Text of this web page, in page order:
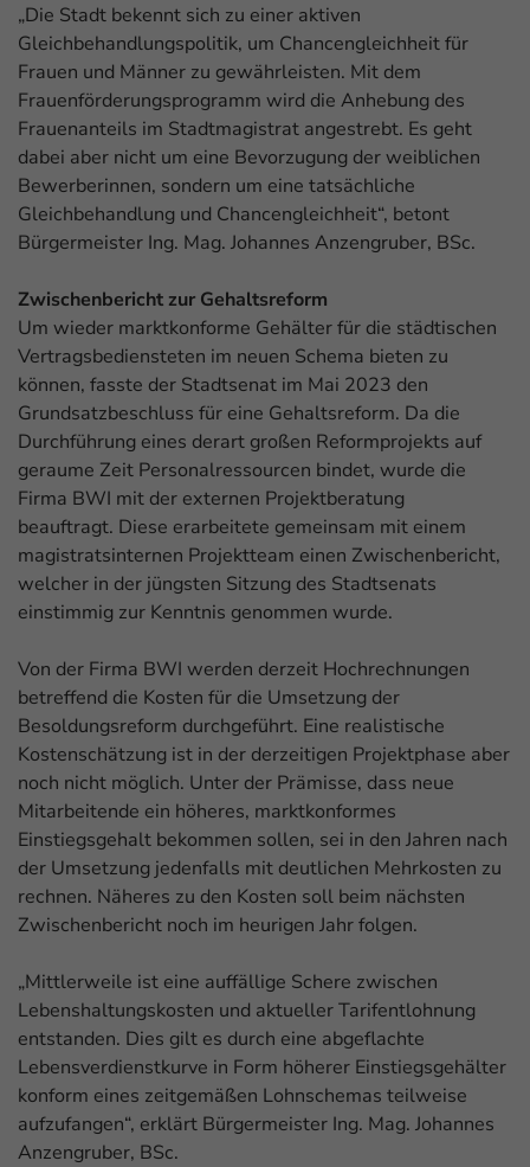
„Die Stadt bekennt sich zu einer aktiven
Gleichbehandlungspolitik, um Chancengleichheit für
Frauen und Männer zu gewährleisten. Mit dem
Frauenförderungsprogramm wird die Anhebung des
Frauenanteils im Stadtmagistrat angestrebt. Es geht
dabei aber nicht um eine Bevorzugung der weiblichen
Bewerberinnen, sondern um eine tatsächliche
Gleichbehandlung und Chancengleichheit“, betont
Bürgermeister Ing. Mag. Johannes Anzengruber, BSc.
Zwischenbericht zur Gehaltsreform
Um wieder marktkonforme Gehälter für die städtischen
Vertragsbediensteten im neuen Schema bieten zu
können, fasste der Stadtsenat im Mai 2023 den
Grundsatzbeschluss für eine Gehaltsreform. Da die
Durchführung eines derart großen Reformprojekts auf
geraume Zeit Personalressourcen bindet, wurde die
Firma BWI mit der externen Projektberatung
beauftragt. Diese erarbeitete gemeinsam mit einem
magistratsinternen Projektteam einen Zwischenbericht,
welcher in der jüngsten Sitzung des Stadtsenats
einstimmig zur Kenntnis genommen wurde.
Von der Firma BWI werden derzeit Hochrechnungen
betreffend die Kosten für die Umsetzung der
Besoldungsreform durchgeführt. Eine realistische
Kostenschätzung ist in der derzeitigen Projektphase aber
noch nicht möglich. Unter der Prämisse, dass neue
Mitarbeitende ein höheres, marktkonformes
Einstiegsgehalt bekommen sollen, sei in den Jahren nach
der Umsetzung jedenfalls mit deutlichen Mehrkosten zu
rechnen. Näheres zu den Kosten soll beim nächsten
Zwischenbericht noch im heurigen Jahr folgen.
„Mittlerweile ist eine auffällige Schere zwischen
Lebenshaltungskosten und aktueller Tarifentlohnung
entstanden. Dies gilt es durch eine abgeflachte
Lebensverdienstkurve in Form höherer Einstiegsgehälter
konform eines zeitgemäßen Lohnschemas teilweise
aufzufangen“, erklärt Bürgermeister Ing. Mag. Johannes
Anzengruber, BSc.